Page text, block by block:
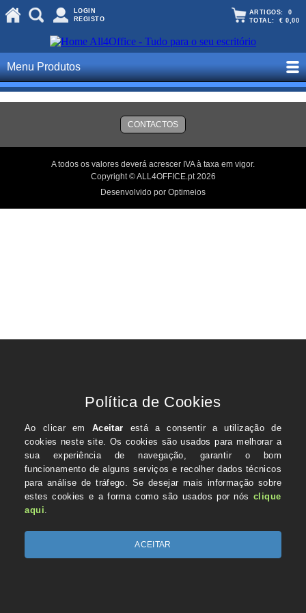
LOGIN
REGISTO
ARTIGOS: 0
TOTAL: € 0,00
Menu Produtos
CONTACTOS
A todos os valores deverá acrescer IVA à taxa em vigor.
Copyright © ALL4OFFICE.pt 2026
Desenvolvido por Optimeios